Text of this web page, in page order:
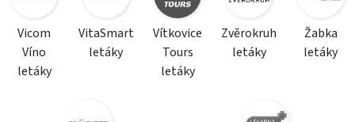
Vicom
Víno
letáky
VitaSmart
letáky
Vítkovice
Tours
letáky
Zvěrokruh
letáky
Žabka
letáky